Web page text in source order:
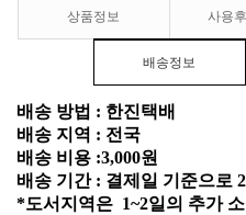
상품정보 사용
배송정보
배송 방법 : 한진택배
배송 지역 : 전국
배송 비용 :3,000원
배송 기간 : 결제일 기준으로
*도서지역은 1~2일의 추가